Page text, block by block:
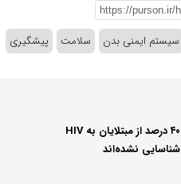
سیستم ایمنی بدن سلامت پیشگیری
۴۰ درصد از مبتلایان به HIV
شناسایی نشده‌اند